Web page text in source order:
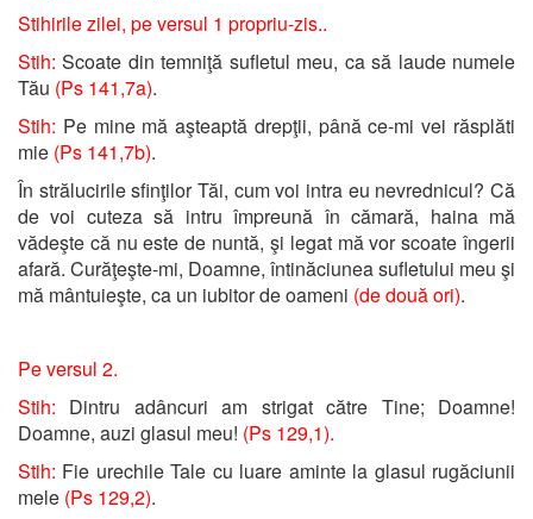
Stihirile zilei, pe versul 1 propriu-zis..
Stih: Scoate din temniţă sufletul meu, ca să laude numele
Tău (Ps 141,7a).
Stih: Pe mine mă aşteaptă drepţii, până ce-mi vei răsplăti
mie (Ps 141,7b).
În strălucirile sfinţilor Tăi, cum voi intra eu nevrednicul? Că
de voi cuteza să intru împreună în cămară, haina mă
vădeşte că nu este de nuntă, şi legat mă vor scoate îngerii
afară. Curăţeşte-mi, Doamne, întinăciunea sufletului meu şi
mă mântuieşte, ca un iubitor de oameni (de două ori).
Pe versul 2.
Stih: Dintru adâncuri am strigat către Tine; Doamne!
Doamne, auzi glasul meu! (Ps 129,1).
Stih: Fie urechile Tale cu luare aminte la glasul rugăciunii
mele (Ps 129,2).